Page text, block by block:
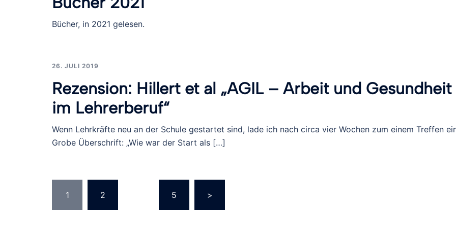
Bücher, in 2021 gelesen.
26. JULI 2019
Rezension: Hillert et al „AGIL – Arbeit und Gesundheit
im Lehrerberuf“
Wenn Lehrkräfte neu an der Schule gestartet sind, lade ich nach circa vier Wochen zum einem Treffen
Grobe Überschrift: „Wie war der Start als […]
Seitennummerierung
der
1 2 5 >